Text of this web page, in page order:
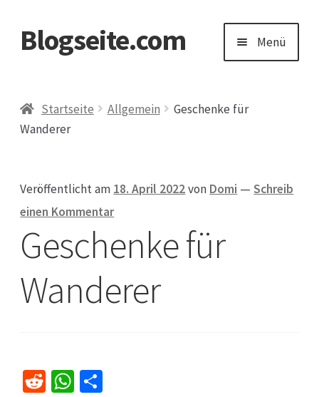
Zur
Navigation
Zum
Blogseite.com Menü
Datenschutzerklärung
Impressum
Keine Ahnung welches Geschenk?
Startseite Allgemein
Geschenke für
Wanderer
Veröffentlicht am 18. April 2022von Domi —Schreib
einen Kommentar
Geschenke für
Wanderer
R
W